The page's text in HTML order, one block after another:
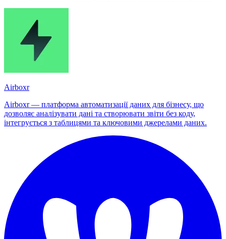
Airboxr
Airboxr — платформа автоматизації даних для бізнесу, що
дозволяє аналізувати дані та створювати звіти без коду,
інтегрується з таблицями та ключовими джерелами даних.